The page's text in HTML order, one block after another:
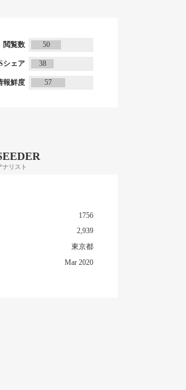
閲覧数 50
シェア 38
報鮮度 57
ナリスト
1756
2,939
東京都
Mar 2020